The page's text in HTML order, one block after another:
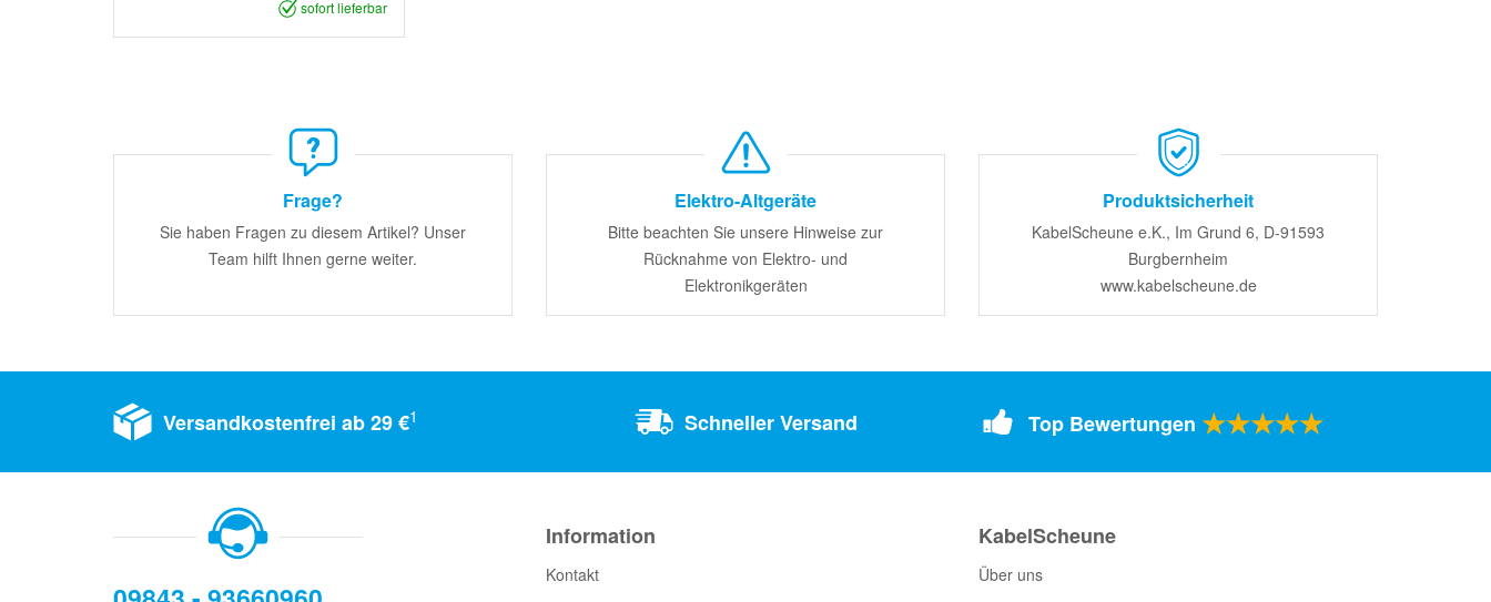
sofort lieferbar
Frage?
Sie haben Fragen zu diesem Artikel? Unser
Team hilft Ihnen gerne weiter.
Elektro-Altgeräte
Bitte beachten Sie unsere Hinweise zur
Rücknahme von Elektro- und
Elektronikgeräten
Produktsicherheit
KabelScheune e.K., Im Grund 6, D-91593
Burgbernheim
www.kabelscheune.de
Versandkostenfrei ab 29 €1 Schneller Versand Top Bewertungen ★★★★★
Information
Kontakt
KabelScheune
Über uns